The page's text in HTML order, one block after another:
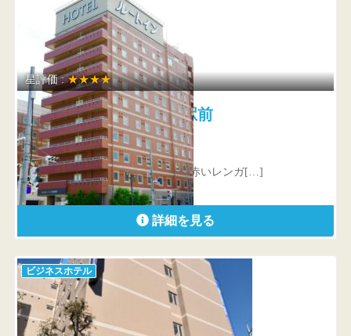
星評価 :★★★★
ホテルルートイン深谷駅前
埼玉県 深谷市西島町3-6-1
深谷駅前に立地し、駅に合わせた赤いレンガ[…]
詳細を見る
ビジネスホテル